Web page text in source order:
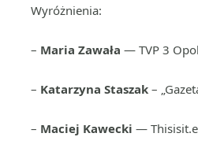
Wyróżnienia:
– Maria Zawała — TVP 3
– Katarzyna Staszak –
– Maciej Kawecki —